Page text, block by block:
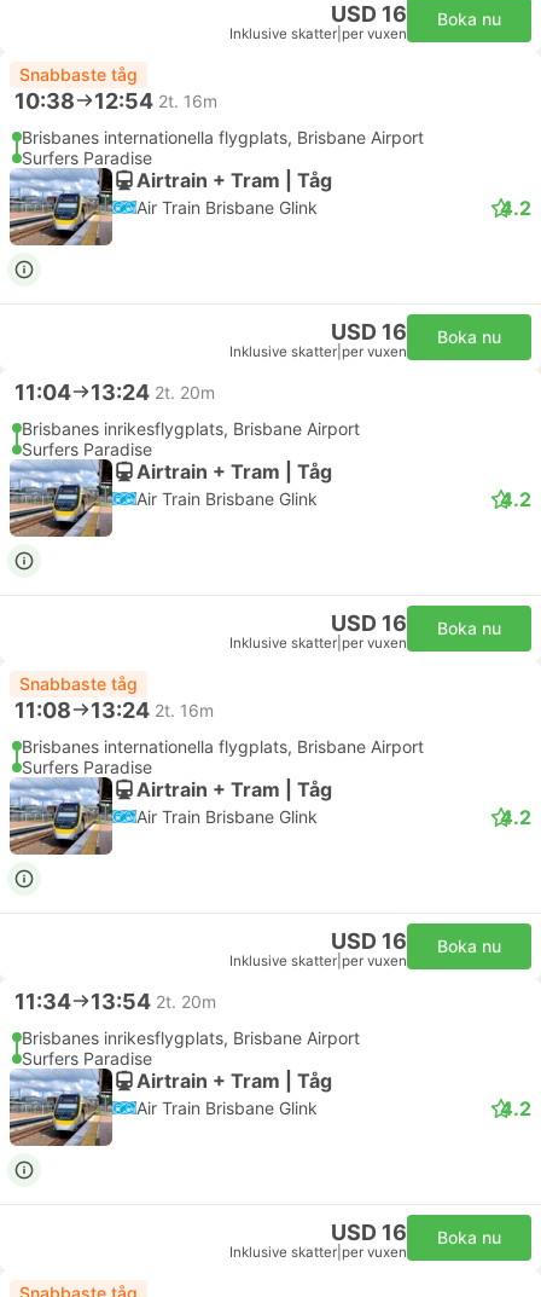
USD 16
Inklusive skatter per vuxen
Boka nu
Snabbaste tåg
10:38 12:54 2t. 16m
Brisbanes internationella flygplats, Brisbane Airport
Surfers Paradise
Airtrain + Tram | Tåg
Air Train Brisbane Glink 4.2
USD 16
Inklusive skatter per vuxen
Boka nu
11:04 13:24 2t. 20m
Brisbanes inrikesflygplats, Brisbane Airport
Surfers Paradise
Airtrain + Tram | Tåg
Air Train Brisbane Glink 4.2
USD 16
Inklusive skatter per vuxen
Boka nu
Snabbaste tåg
11:08 13:24 2t. 16m
Brisbanes internationella flygplats, Brisbane Airport
Surfers Paradise
Airtrain + Tram | Tåg
Air Train Brisbane Glink 4.2
USD 16
Inklusive skatter per vuxen
Boka nu
11:34 13:54 2t. 20m
Brisbanes inrikesflygplats, Brisbane Airport
Surfers Paradise
Airtrain + Tram | Tåg
Air Train Brisbane Glink 4.2
USD 16
Inklusive skatter per vuxen
Boka nu
Snabbaste tåg